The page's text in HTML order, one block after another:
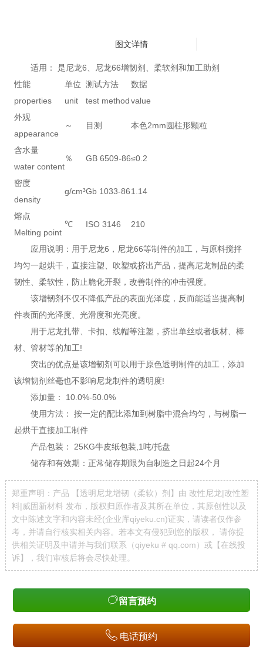
图文详情
适用： 是尼龙6、尼龙66增韧剂、柔软剂和加工助剂
性能
properties
单位
unit
测试方法
test method
数据
value
外观
appearance
～ 目测 本色2mm圆柱形颗粒
含水量
water content
％ GB 6509-86≤0.2
密度
density
g/cm³Gb 1033-861.14
熔点
Melting point
℃ ISO 3146 210
应用说明：用于尼龙6，尼龙66等制件的加工，与原料搅拌
均匀一起烘干，直接注塑、吹塑或挤出产品，提高尼龙制品的柔
韧性、柔软性，防止脆化开裂，改善制件的冲击强度。
该增韧剂不仅不降低产品的表面光泽度，反而能适当提高制
件表面的光泽度、光滑度和光亮度。
用于尼龙扎带、卡扣、线帽等注塑，挤出单丝或者板材、棒
材、管材等的加工!
突出的优点是该增韧剂可以用于原色透明制件的加工，添加
该增韧剂丝毫也不影响尼龙制件的透明度!
添加量： 10.0%-50.0%
使用方法： 按一定的配比添加到树脂中混合均匀，与树脂一
起烘干直接加工制件
产品包装： 25KG牛皮纸包装,1吨/托盘
储存和有效期：正常储存期限为自制造之日起24个月
郑重声明：产品 【透明尼龙增韧（柔软）剂】由 改性尼龙|改性塑
料|威固新材料 发布，版权归原作者及其所在单位，其原创性以及
文中陈述文字和内容未经(企业库qiyeku.cn)证实，请读者仅作参
考，并请自行核实相关内容。若本文有侵犯到您的版权， 请你提
供相关证明及申请并与我们联系（qiyeku # qq.com）或【在线投
诉】，我们审核后将会尽快处理。
留言预约
电话预约